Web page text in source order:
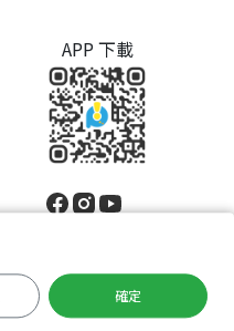
APP 下載
中文
確定